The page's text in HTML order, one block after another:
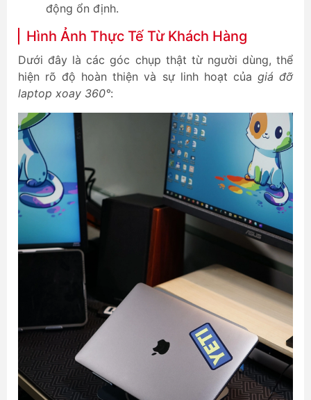
động ổn định.
Hình Ảnh Thực Tế Từ Khách Hàng
Dưới đây là các góc chụp thật từ người dùng, thể
hiện rõ độ hoàn thiện và sự linh hoạt của giá đỡ
laptop xoay 360°: